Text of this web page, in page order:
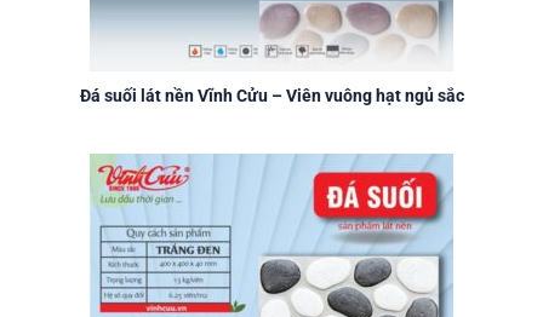
Đá suối lát nền Vĩnh Cửu – Viên vuông hạt ngủ sắc